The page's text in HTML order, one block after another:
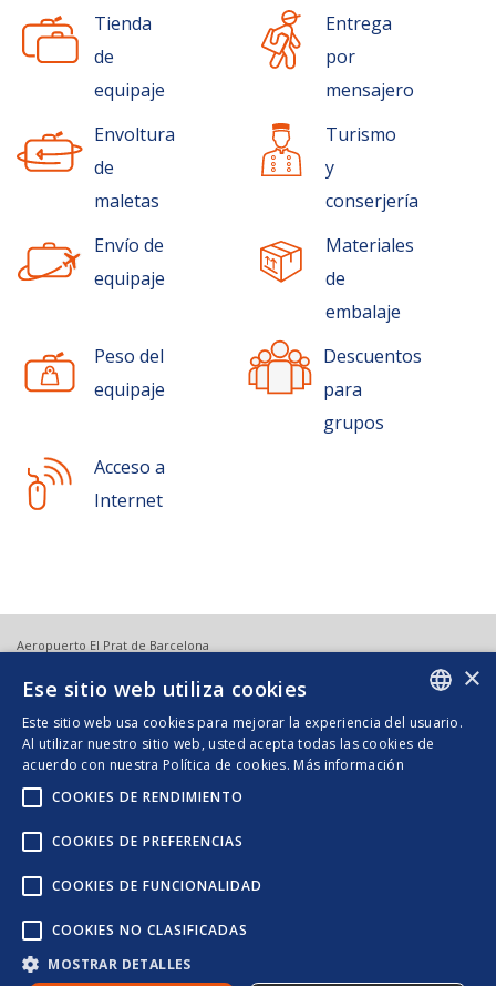
Tienda
de
equipaje
Entrega
por
mensajero
Envoltura
de
maletas
Turismo
y
conserjería
Envío de
equipaje
Materiales
de
embalaje
Peso del
equipaje
Descuentos
para
grupos
Acceso a
Internet
Aeropuerto El Prat de Barcelona
Terminal 2 : 0034 934 78 99 83 barcelona.aeropuerto@excess-baggage.com
Contacte con nosotros
Acerca de nosotros
Términos legales
COMPANY TRENES, S.L. hemos implantado un Sistema de Gestión de Calidad
calidad de calidad se muestra
© Excess Baggage Investments España SL C.I.F. B86778032 | Madrid C/ Castello
SPANISH
×
Ese sitio web utiliza cookies
Este sitio web usa cookies para mejorar la experiencia del usuario.
Al utilizar nuestro sitio web, usted acepta todas las cookies de
acuerdo con nuestra Política de cookies. Más información
COOKIES DE RENDIMIENTO
COOKIES DE PREFERENCIAS
COOKIES DE FUNCIONALIDAD
COOKIES NO CLASIFICADAS
MOSTRAR DETALLES